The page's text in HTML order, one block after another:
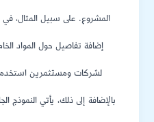
المشروع. على سبيل المثال، في
إضافة تفاصيل حول المواد
لشركات ومستثمرين
بالإضافة إلى ذلك، يأتي